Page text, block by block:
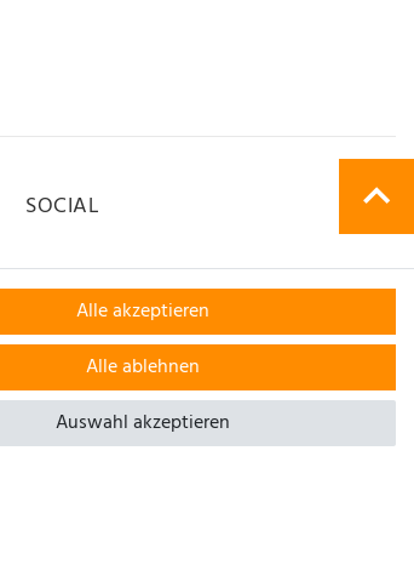
SOCIAL
Alle akzeptieren
Alle ablehnen
Auswahl akzeptieren